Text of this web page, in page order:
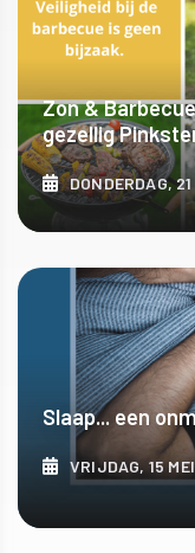
Zon &
gezellig
DONDERDAG,
Slaap... een
VRIJDAG, 15